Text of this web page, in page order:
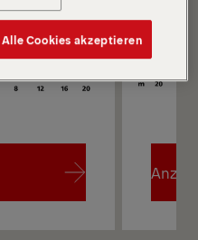
Alle Cookies akzeptieren